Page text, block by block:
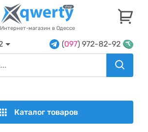
Интернет-магазин в Одессе
(097) 972-82-92
Каталог товаров